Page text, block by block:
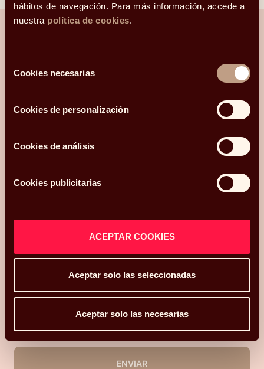
hábitos de navegación. Para más información, accede a
nuestra política de cookies.
deCookies necesarias
Cookies de personalización
Cookies de análisis
Cookies publicitarias
ACEPTAR COOKIES
Aceptar solo las seleccionadas
Aceptar solo las necesarias
¿Hablamos?
claridad.
Hola, me llamo
y mi correo electrónico
contactarme en el teléfono
Mi código postal es
¿Qué más te gustaría compartir con nosotros?
Acepto recibir comunicaciones relacionadas con mi consulta.
He leído y acepto laPolítica de privacidad y Cookies
ENVIAR